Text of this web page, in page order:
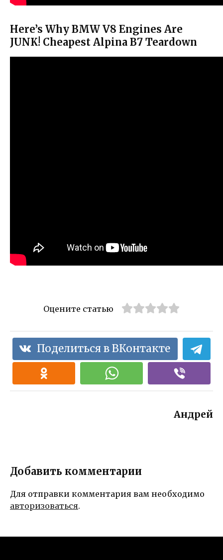
Here’s Why BMW V8 Engines Are
JUNK! Cheapest Alpina B7 Teardown
Оцените статью
Поделиться в ВКонтакте
Андрей
Добавить комментарии
Для отправки комментария вам необходимо
авторизоваться.